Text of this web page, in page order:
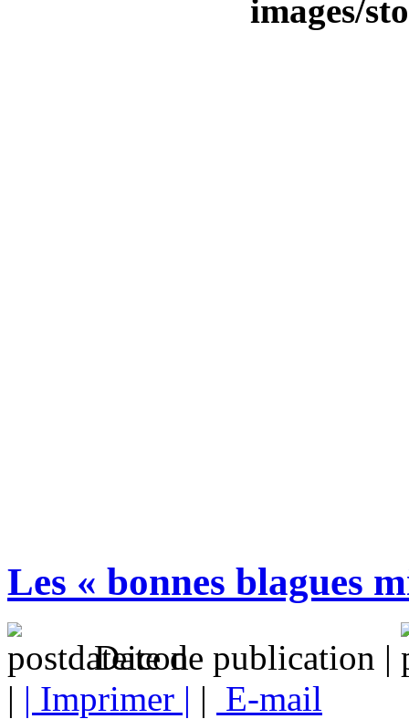
Les « bonnes blagues
Date de publication |
| | Imprimer | | E-mail